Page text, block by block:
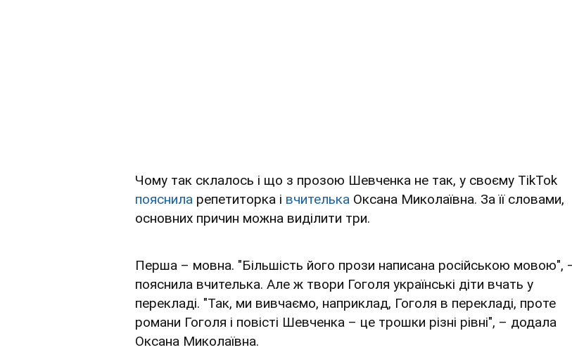
Чому так склалось і що з прозою Шевченка не так, у своєму TikTok
пояснила репетиторка і вчителька Оксана Миколаївна. За її словами,
основних причин можна виділити три.
Перша – мовна. "Більшість його прози написана російською мовою",
пояснила вчителька. Але ж твори Гоголя українські діти вчать у
перекладі. "Так, ми вивчаємо, наприклад, Гоголя в перекладі, проте
романи Гоголя і повісті Шевченка – це трошки різні рівні", – додала
Оксана Миколаївна.